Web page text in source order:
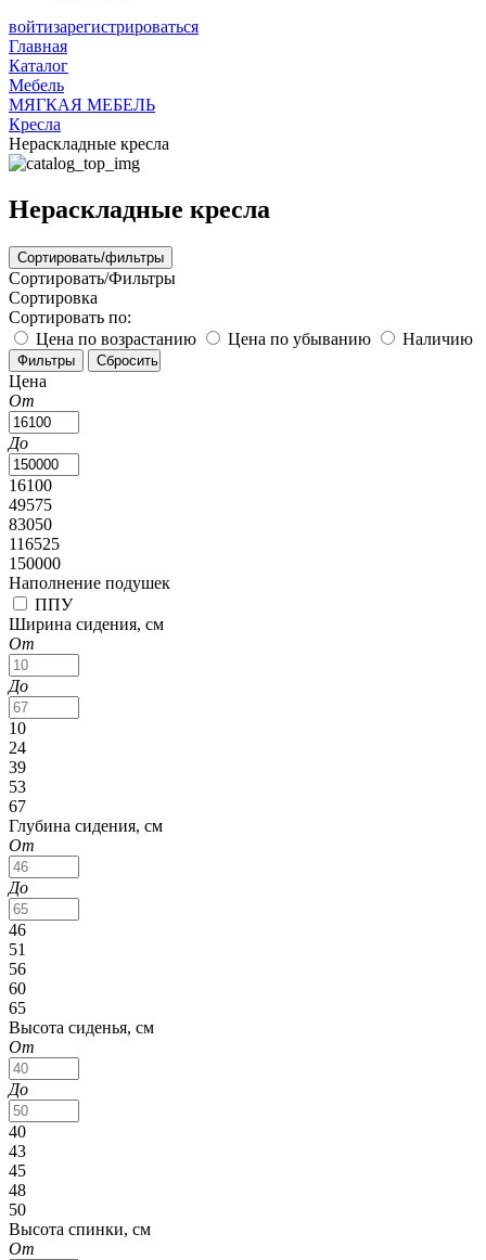
войтизарегистрироваться
Главная
Каталог
Мебель
МЯГКАЯ МЕБЕЛЬ
Кресла
Нераскладные кресла
Нераскладные кресла
Сортировать/фильтры
Сортировать/Фильтры
Сортировка
Сортировать по:
Цена по возрастанию
Цена по убыванию Наличию
Цена
От
До
16100
49575
83050
116525
150000
Наполнение подушек
ППУ
Ширина сидения, см
От
До
10
24
39
53
67
Глубина сидения, см
От
До
46
51
56
60
65
Высота сиденья, см
От
До
40
43
45
48
50
Высота спинки, см
От